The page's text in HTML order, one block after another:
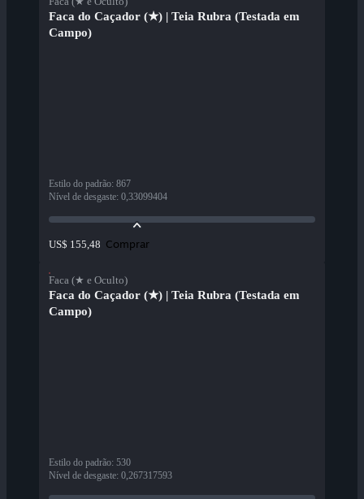
Faca do Caçador (★) | Teia Rubra (Testada em
Campo)
Estilo do padrão: 867
Nível de desgaste: 0,33099404
US$ 155,48 Comprar
Faca (★ e Oculto)
Faca do Caçador (★) | Teia Rubra (Testada em
Campo)
Estilo do padrão: 530
Nível de desgaste: 0,267317593